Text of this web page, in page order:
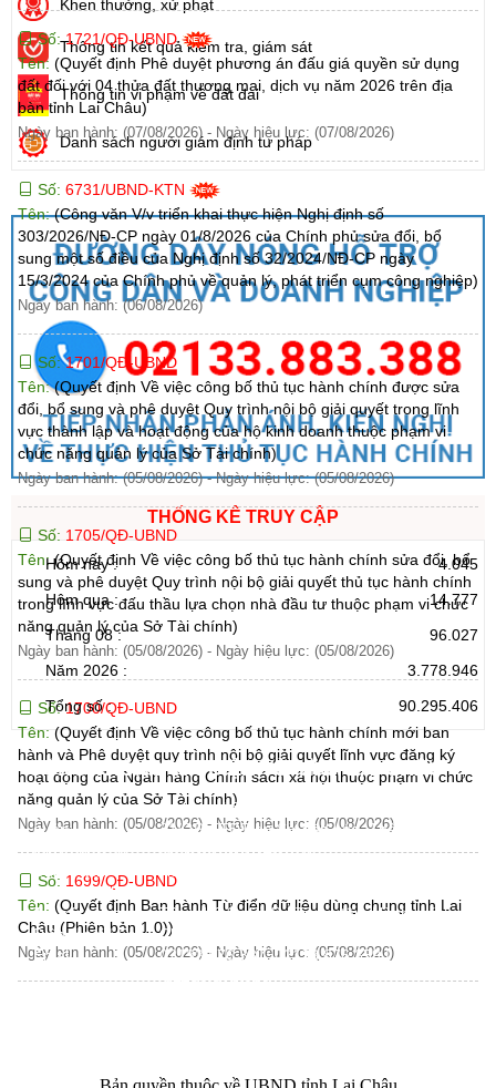
Số:1721/QĐ-UBND
Tên: (Quyết định Phê duyệt phương án đấu giá quyền sử dụng
đất đối với 04 thửa đất thương mại, dịch vụ năm 2026 trên địa
bàn tỉnh Lai Châu)
Ngày ban hành: (07/08/2026) - Ngày hiệu lực: (07/08/2026)
Số: 6731/UBND-KTN
Tên:(Công văn V/v triển khai thực hiện Nghị định số
303/2026/NĐ-CP ngày 01/8/2026 của Chính phủ sửa đổi, bổ
sung một số điều của Nghị định số 32/2024/NĐ-CP ngày
15/3/2024 của Chính phủ về quản lý, phát triển cụm công nghiệp)
Ngày ban hành: (06/08/2026)
Số:1701/QĐ-UBND
Tên:(Quyết định Về việc công bố thủ tục hành chính được sửa
đổi, bổ sung và phê duyệt Quy trình nội bộ giải quyết trong lĩnh
vực thành lập và hoạt động của hộ kinh doanh thuộc phạm vi
chức năng quản lý của Sở Tài chính)
Ngày ban hành: (05/08/2026) -Ngày hiệu lực: (05/08/2026)
Số: 1705/QĐ-UBND
Tên:(Quyết định Về việc công bố thủ tục hành chính sửa đổi, bổ
sung và phê duyệt Quy trình nội bộ giải quyết thủ tục hành chính
trong lĩnh vực đấu thầu lựa chọn nhà đầu tư thuộc phạm vi chức
năng quản lý của Sở Tài chính)
Ngày ban hành: (05/08/2026) - Ngày hiệu lực: (05/08/2026)
Số:1700/QĐ-UBND
Tên: (Quyết định Về việc công bố thủ tục hành chính mới ban
hành và Phê duyệt quy trình nội bộ giải quyết lĩnh vực đăng ký
hoạt động của Ngân hàng Chính sách xã hội thuộc phạm vi chức
năng quản lý của Sở Tài chính)
Ngày ban hành: (05/08/2026) - Ngày hiệu lực: (05/08/2026)
Số: 1699/QĐ-UBND
Tên: (Quyết định Ban hành Từ điển dữ liệu dùng chung tỉnh Lai
Châu (Phiên bản 1.0))
Ngày ban hành: (05/08/2026) - Ngày hiệu lực: (05/08/2026)
Khen thưởng, xử phạt
Thông tin kết quả kiểm tra, giám sát
Thông tin vi phạm về đất đai
Danh sách người giám định tư pháp
THỐNG KÊ TRUY CẬP
Hôm nay :
4.045
Hôm qua :
14.777
Tháng 08 :
96.027
Năm 2026 :
3.778.946
Tổng số :
90.295.406
CỔNG THÔNG TIN ĐIỆN TỬ TỈNH LAI CHÂU
Cơ quan chủ
quản:
Giấy phép số:
Chịu trách
nhiệm chính:
Trụ sở:
Điện thoại | Fax:
Email:
Ủy ban nhân dân tỉnh Lai Châu
31/GP-TTĐT do Sở Văn hóa, Thể thao và
Du lịch cấp 17/4/2026
tỉnh Lai Châu
Tầng 1,2,3 nhà B - Trung tâm Hành chính -
Chính trị tỉnh Lai Châu
02133.876.337; 02133.876.359 |